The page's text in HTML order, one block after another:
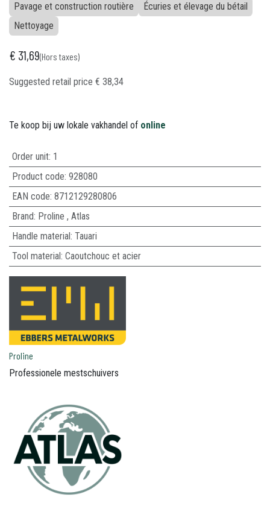
Pavage et construction routière
Écuries et élevage du bétail
Nettoyage
€ 31,69(Hors taxes)
Suggested retail price € 38,34
Te koop bij uw lokale vakhandel of online
Order unit: 1
Product code: 928080
EAN code: 8712129280806
Brand: Proline , Atlas
Handle material: Tauari
Tool material: Caoutchouc et acier
Proline
Professionele mestschuivers